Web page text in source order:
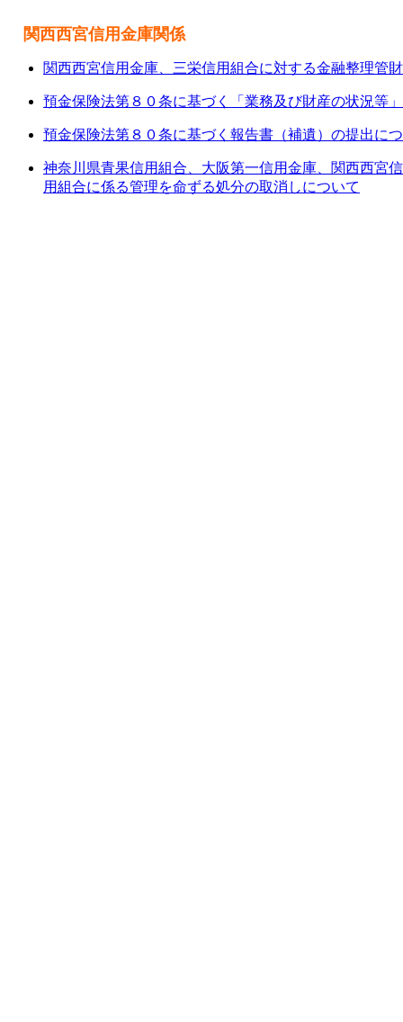
関西西宮信用金庫関係
関西西宮信用金庫、三栄信用組合に対する金融整理管
預金保険法第８０条に基づく「業務及び財産の状況等
預金保険法第８０条に基づく報告書（補遺）の提出に
神奈川県青果信用組合、大阪第一信用金庫、関西西宮
用組合に係る管理を命ずる処分の取消しについて